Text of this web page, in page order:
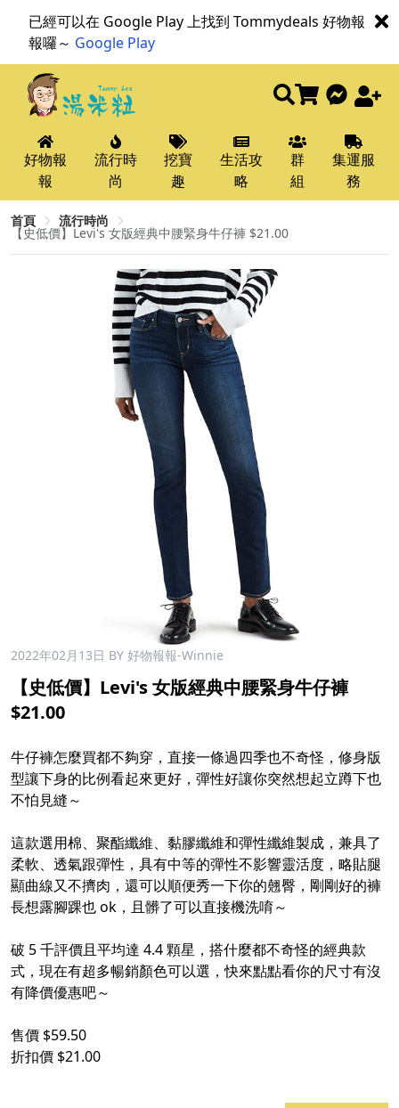
已經可以在 Google Play 上找到 Tommydeals 好物報
報囉～ Google Play
好物報
報
流行時
尚
挖寶
趣
生活攻
略
群
組
集運服
務
首頁 流行時尚
【史低價】Levi's 女版經典中腰緊身牛仔褲 $21.00
2022年02月13日 BY 好物報報-Winnie
【史低價】Levi's 女版經典中腰緊身牛仔褲
$21.00
牛仔褲怎麼買都不夠穿，直接一條過四季也不奇怪，修身版
型讓下身的比例看起來更好，彈性好讓你突然想起立蹲下也
不怕見縫～
這款選用棉、聚酯纖維、黏膠纖維和彈性纖維製成，兼具了
柔軟、透氣跟彈性，具有中等的彈性不影響靈活度，略貼腿
顯曲線又不擠肉，還可以順便秀一下你的翹臀，剛剛好的褲
長想露腳踝也 ok，且髒了可以直接機洗唷～
破 5 千評價且平均達 4.4 顆星，搭什麼都不奇怪的經典款
式，現在有超多暢銷顏色可以選，快來點點看你的尺寸有沒
有降價優惠吧～
售價 $59.50
折扣價 $21.00